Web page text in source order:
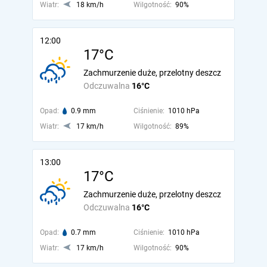
Wiatr:
18 km/h Wilgotność: 90%
12:00
17°C
Odczuwalna 16°C
Zachmurzenie duże, przelotny deszcz
Opad: 0.9 mm Ciśnienie: 1010 hPa
Wiatr:
17 km/h Wilgotność: 89%
13:00
17°C
Odczuwalna 16°C
Zachmurzenie duże, przelotny deszcz
Opad: 0.7 mm Ciśnienie: 1010 hPa
Wiatr:
17 km/h Wilgotność: 90%